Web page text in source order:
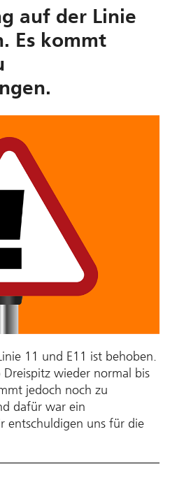
auf der Linie
Es kommt
11 und E11 ist behoben.
wieder normal bis
jedoch noch zu
dafür war ein
entschuldigen uns für die